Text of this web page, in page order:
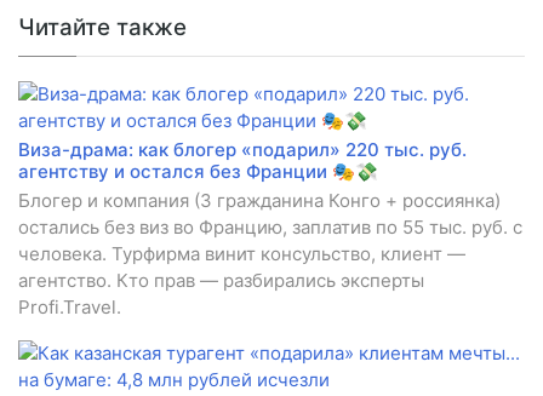
Читайте также
Виза-драма: как блогер «подарил» 220 тыс. руб.
агентству и остался без Франции 🎭💸
Блогер и компания (3 гражданина Конго + россиянка)
остались без виз во Францию, заплатив по 55 тыс. руб. с
человека. Турфирма винит консульство, клиент —
агентство. Кто прав — разбирались эксперты
Profi.Travel.